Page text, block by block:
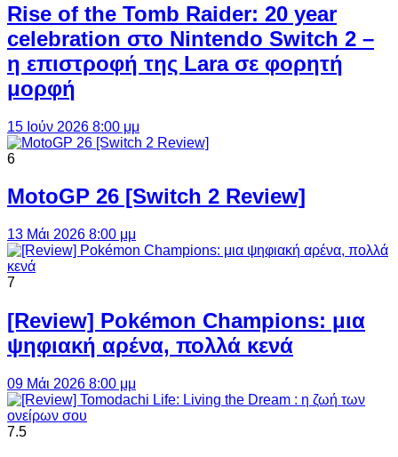
Rise of the Tomb Raider: 20 year
celebration στο Nintendo Switch 2 –
η επιστροφή της Lara σε φορητή
μορφή
15 Ιούν 2026 8:00 μμ
6
MotoGP 26 [Switch 2 Review]
13 Μάι 2026 8:00 μμ
7
[Review] Pokémon Champions: μια
ψηφιακή αρένα, πολλά κενά
09 Μάι 2026 8:00 μμ
7.5